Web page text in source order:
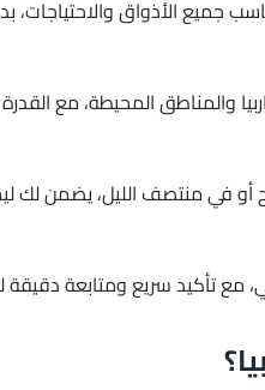
جميع الأذواق والاحتياجات،
والمناطق المحيطة، مع
في منتصف الليل، يضمن لك
مع تأكيد سريع ومتابعة دقيقة